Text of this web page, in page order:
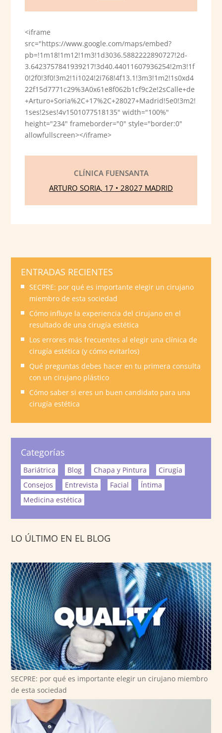
<iframe
src="https://www.google.com/maps/embed?
pb=!1m18!1m12!1m3!1d3036.5882222890727!2d-
3.6423757841939217!3d40.44011607936254!2m3!1f
0!2f0!3f0!3m2!1i1024!2i768!4f13.1!3m3!1m2!1s0xd4
22f15d7771c29%3A0x61e8f062b1cf9c2e!2sCalle+de
+Arturo+Soria%2C+17%2C+28027+Madrid!5e0!3m2!
1ses!2ses!4v1501077518135" width="100%"
height="234" frameborder="0" style="border:0"
allowfullscreen></iframe>
CLÍNICA FUENSANTA
ARTURO SORIA, 17 • 28027 MADRID
ENTRADAS RECIENTES
SECPRE: por qué es importante elegir un cirujano
miembro de esta sociedad
Cómo influye la experiencia del cirujano en el
resultado de una cirugía estética
Los errores más frecuentes al elegir una clínica de
cirugía estética (y cómo evitarlos)
Qué preguntas debes hacer en tu primera consulta
con un cirujano plástico
Cómo saber si eres un buen candidato para una
cirugía estética
Categorías
Bariátrica Blog Chapa y Pintura
Cirugía
Consejos
Entrevista Facial
Íntima
Medicina estética
LO ÚLTIMO EN EL BLOG
SECPRE: por qué es importante elegir un cirujano miembro
de esta sociedad